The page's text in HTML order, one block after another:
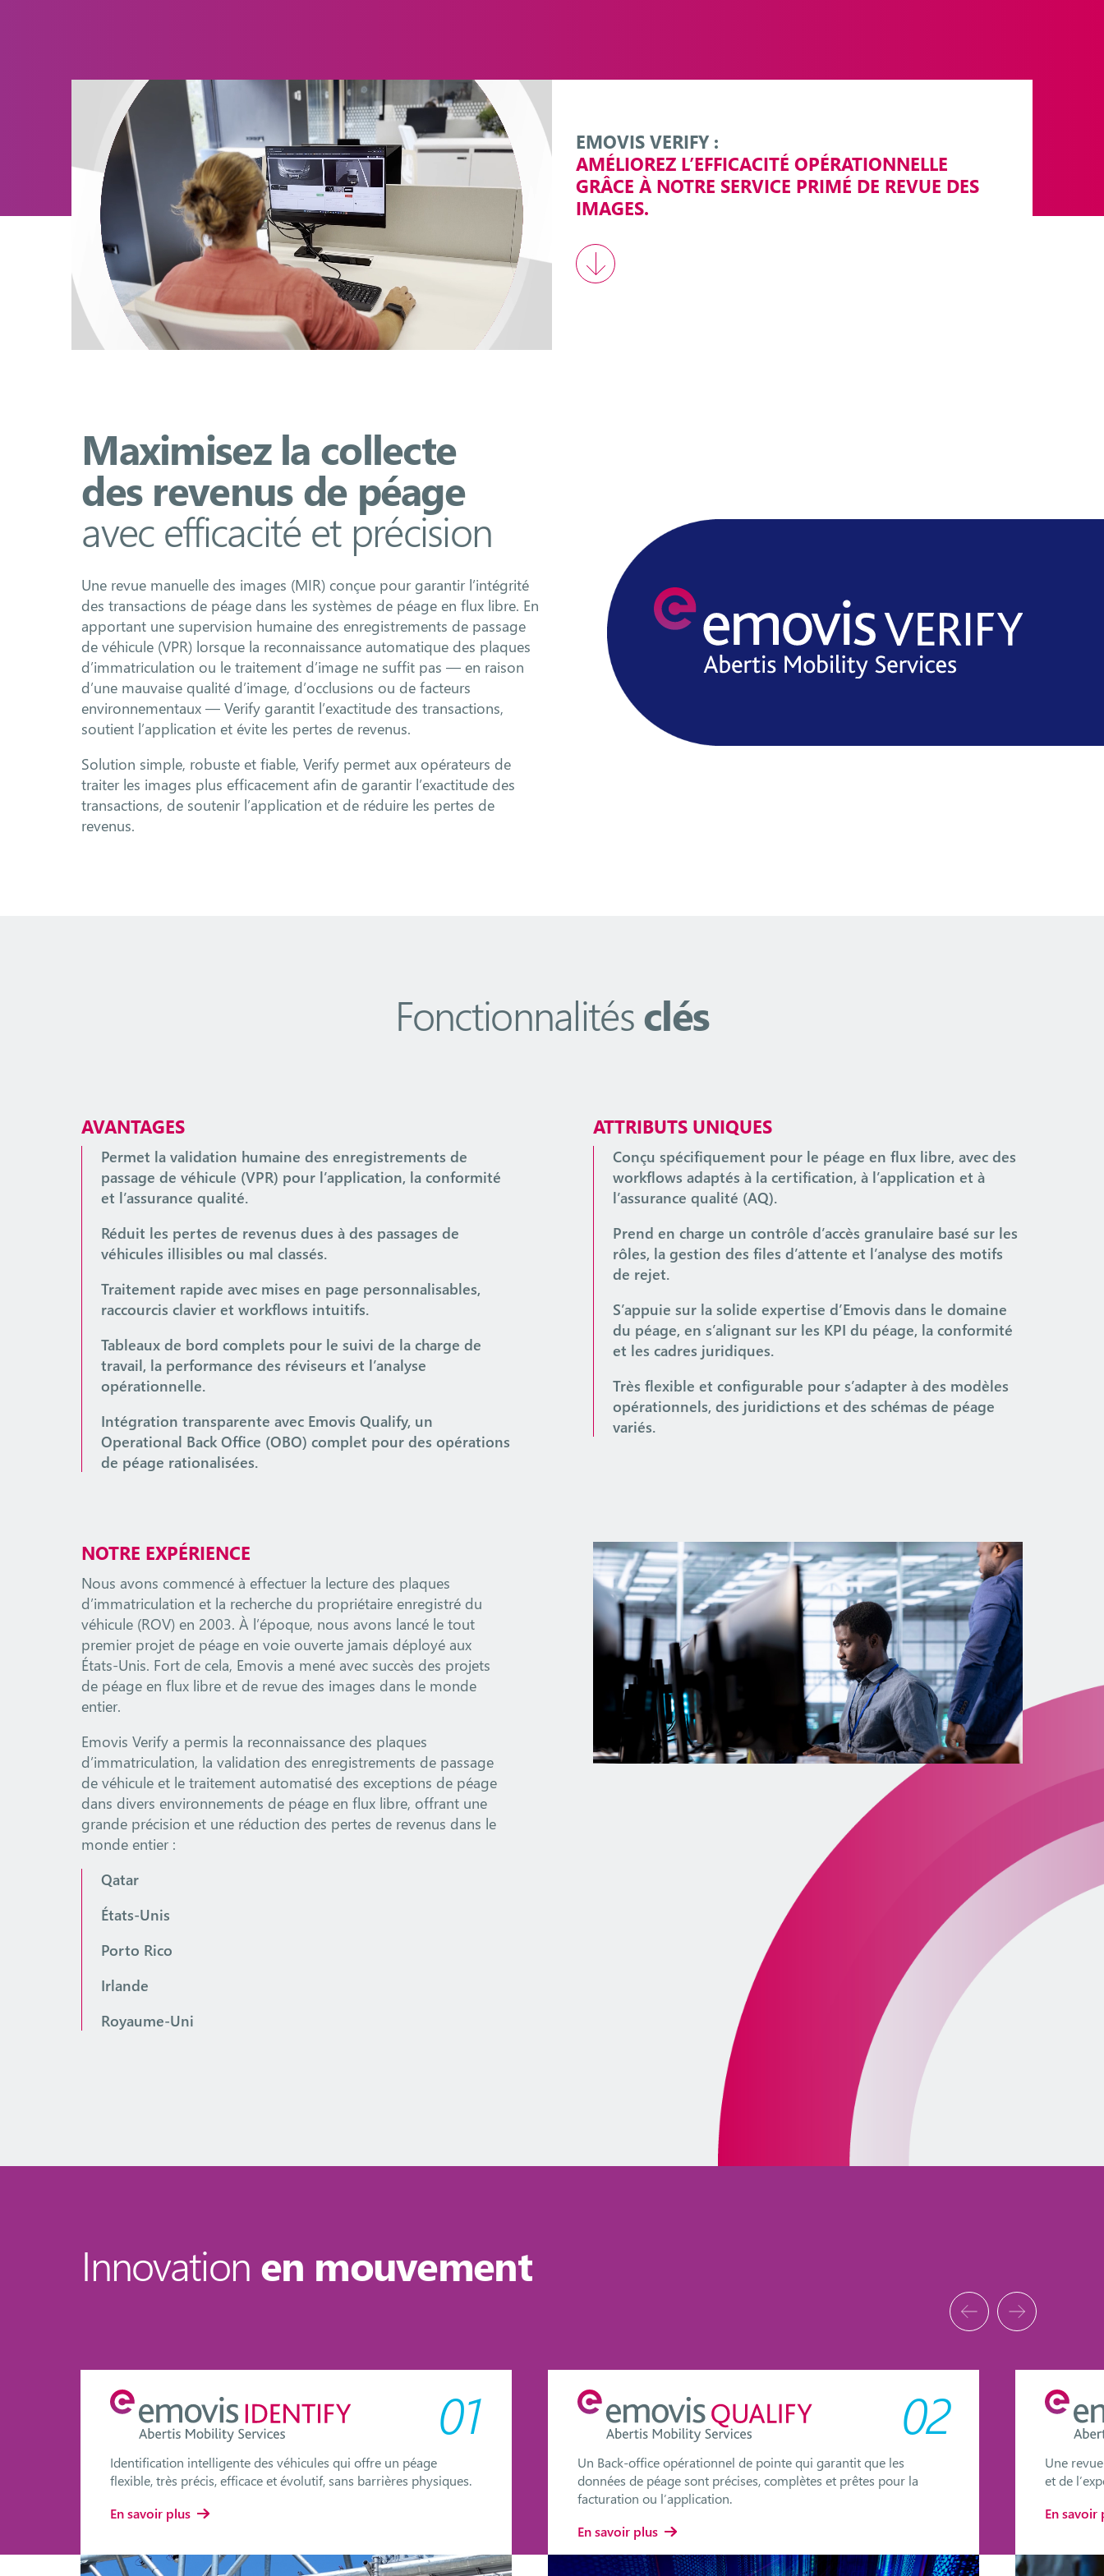
EMOVIS VERIFY :
AMÉLIOREZ L’EFFICACITÉ OPÉRATIONNELLE
GRÂCE À NOTRE SERVICE PRIMÉ DE REVUE DES
IMAGES.
Maximisez la collecte
des revenus de péage
avec efficacité et précision
Une revue manuelle des images (MIR) conçue pour garantir l’intégrité
des transactions de péage dans les systèmes de péage en flux libre. En
apportant une supervision humaine des enregistrements de passage
de véhicule (VPR) lorsque la reconnaissance automatique des plaques
d’immatriculation ou le traitement d’image ne suffit pas — en raison
d’une mauvaise qualité d’image, d’occlusions ou de facteurs
environnementaux — Verify garantit l’exactitude des transactions,
soutient l’application et évite les pertes de revenus.
Solution simple, robuste et fiable, Verify permet aux opérateurs de
traiter les images plus efficacement afin de garantir l’exactitude des
transactions, de soutenir l’application et de réduire les pertes de
revenus.
Fonctionnalitésclés
AVANTAGES
Permet la validation humaine des enregistrements de
passage de véhicule (VPR) pour l’application, la conformité
et l’assurance qualité.
Réduit les pertes de revenus dues à des passages de
véhicules illisibles ou mal classés.
Traitement rapide avec mises en page personnalisables,
raccourcis clavier et workflows intuitifs.
Tableaux de bord complets pour le suivi de la charge de
travail, la performance des réviseurs et l’analyse
opérationnelle.
Intégration transparente avec Emovis Qualify, un
Operational Back Office (OBO) complet pour des opérations
de péage rationalisées.
ATTRIBUTS UNIQUES
Conçu spécifiquement pour le péage en flux libre, avec des
workflows adaptés à la certification, à l’application et à
l’assurance qualité (AQ).
Prend en charge un contrôle d’accès granulaire basé sur les
rôles, la gestion des files d’attente et l’analyse des motifs
de rejet.
S’appuie sur la solide expertise d’Emovis dans le domaine
du péage, en s’alignant sur les KPI du péage, la conformité
et les cadres juridiques.
Très flexible et configurable pour s’adapter à des modèles
opérationnels, des juridictions et des schémas de péage
variés.
NOTRE EXPÉRIENCE
Nous avons commencé à effectuer la lecture des plaques
d’immatriculation et la recherche du propriétaire enregistré du
véhicule (ROV) en 2003. À l’époque, nous avons lancé le tout
premier projet de péage en voie ouverte jamais déployé aux
États-Unis. Fort de cela, Emovis a mené avec succès des projets
de péage en flux libre et de revue des images dans le monde
entier.
Emovis Verify a permis la reconnaissance des plaques
d’immatriculation, la validation des enregistrements de passage
de véhicule et le traitement automatisé des exceptions de péage
dans divers environnements de péage en flux libre, offrant une
grande précision et une réduction des pertes de revenus dans le
monde entier :
Qatar
États-Unis
Porto Rico
Irlande
Royaume-Uni
Innovation en mouvement
01
Identification intelligente des véhicules qui offre un péage
flexible, très précis, efficace et évolutif, sans barrières physiques.
En savoir plus
02
Un Back-office opérationnel de pointe qui garantit que les
données de péage sont précises, complètes et prêtes pour la
facturation ou l’application.
En savoir plus
Une
et de
En savoir